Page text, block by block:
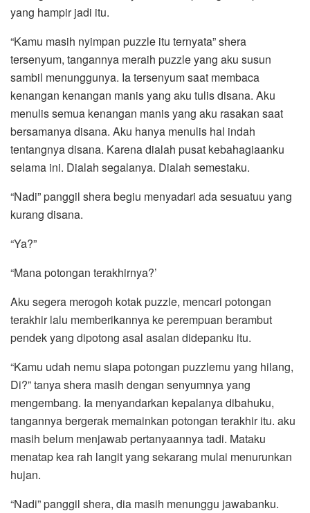
yang hampir jadi itu.
“Kamu masih nyimpan puzzle itu ternyata” shera
tersenyum, tangannya meraih puzzle yang aku susun
sambil menunggunya. Ia tersenyum saat membaca
kenangan kenangan manis yang aku tulis disana. Aku
menulis semua kenangan manis yang aku rasakan saat
bersamanya disana. Aku hanya menulis hal indah
tentangnya disana. Karena dialah pusat kebahagiaanku
selama ini. Dialah segalanya. Dialah semestaku.
“Nadi” panggil shera begiu menyadari ada sesuatuu yang
kurang disana.
“Ya?”
“Mana potongan terakhirnya?’
Aku segera merogoh kotak puzzle, mencari potongan
terakhir lalu memberikannya ke perempuan berambut
pendek yang dipotong asal asalan didepanku itu.
“Kamu udah nemu siapa potongan puzzlemu yang hilang,
Di?” tanya shera masih dengan senyumnya yang
mengembang. Ia menyandarkan kepalanya dibahuku,
tangannya bergerak memainkan potongan terakhir itu. aku
masih belum menjawab pertanyaannya tadi. Mataku
menatap kea rah langit yang sekarang mulai menurunkan
hujan.
“Nadi” panggil shera, dia masih menunggu jawabanku.